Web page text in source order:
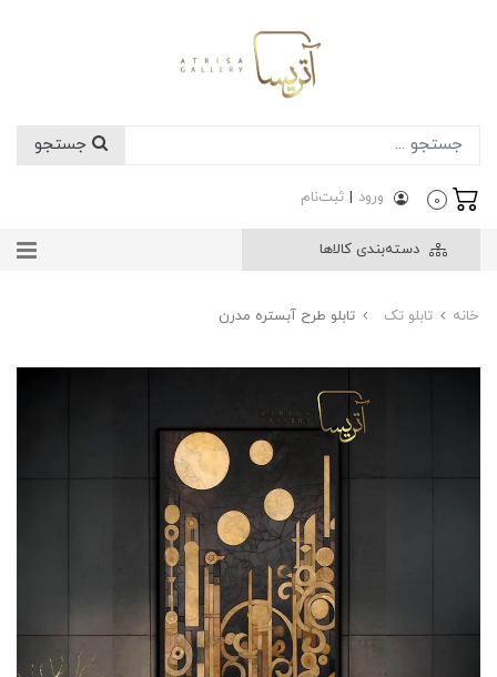
0 ورود | ثبت‌نام
دسته‌بندی کالاها
خانه تابلو تک تابلو طرح آبستره مدرن